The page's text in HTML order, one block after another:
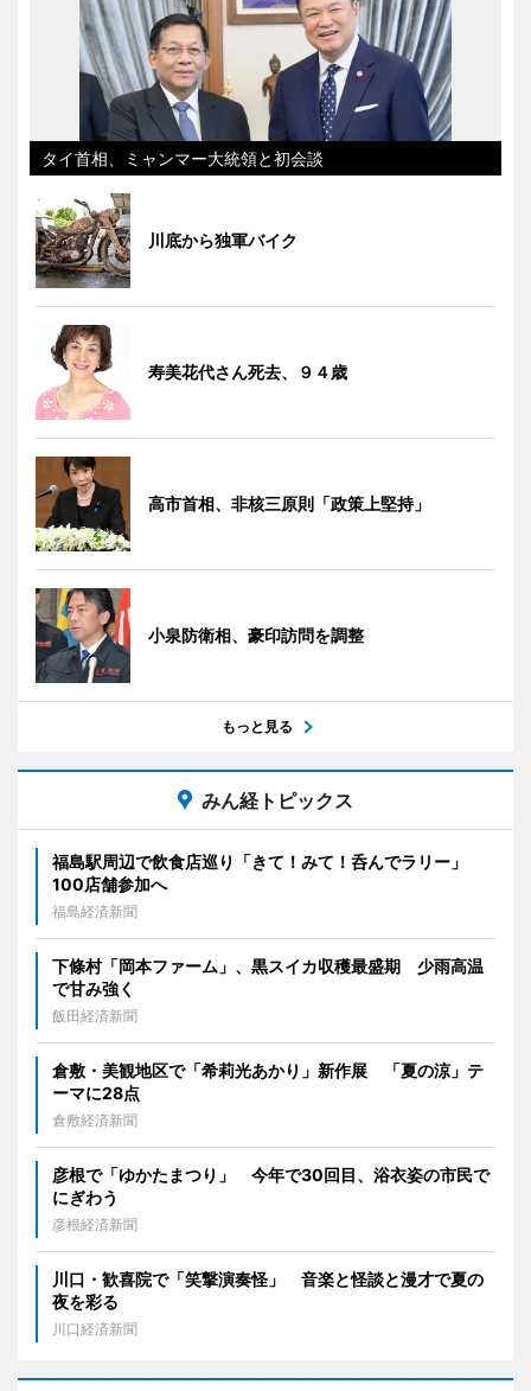
タイ首相、ミャンマー大統領と初会談
川底から独軍バイク
寿美花代さん死去、９４歳
高市首相、非核三原則「政策上堅持」
小泉防衛相、豪印訪問を調整
もっと見る
みん経トピックス
福島駅周辺で飲食店巡り「きて！みて！呑んでラリー」
100店舗参加へ
福島経済新聞
下條村「岡本ファーム」、黒スイカ収穫最盛期 少雨高温
で甘み強く
飯田経済新聞
倉敷・美観地区で「希莉光あかり」新作展 「夏の涼」テ
ーマに28点
倉敷経済新聞
彦根で「ゆかたまつり」 今年で30回目、浴衣姿の市民で
にぎわう
彦根経済新聞
川口・歓喜院で「笑撃演奏怪」 音楽と怪談と漫才で夏の
夜を彩る
川口経済新聞